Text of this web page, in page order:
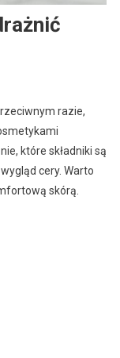
razie,
które składniki są
cery. Warto
skórą.